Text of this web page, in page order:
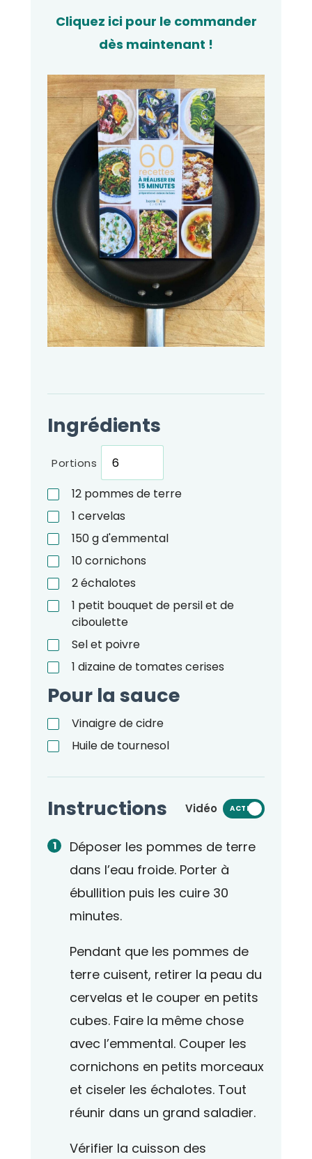
Cliquez ici pour le commander
dès maintenant !
Ingrédients
Portions
12 pommes de terre
1 cervelas
150gd'emmental
10cornichons
2échalotes
1 petit bouquet de persil et de
ciboulette
Sel et poivre
1 dizaine de tomates cerises
Pour la sauce
Vinaigre de cidre
Huile de tournesol
Instructions Vidéo ACTIVÉ
Déposer les pommes de terre
dans l’eau froide. Porter à
ébullition puis les cuire 30
minutes.
Pendant que les pommes de
terre cuisent, retirer la peau du
cervelas et le couper en petits
cubes. Faire la même chose
avec l’emmental. Couper les
cornichons en petits morceaux
et ciseler les échalotes. Tout
réunir dans un grand saladier.
Vérifier la cuisson des